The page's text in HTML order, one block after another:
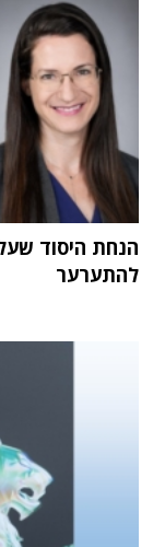
הנחת היסוד
להתערער